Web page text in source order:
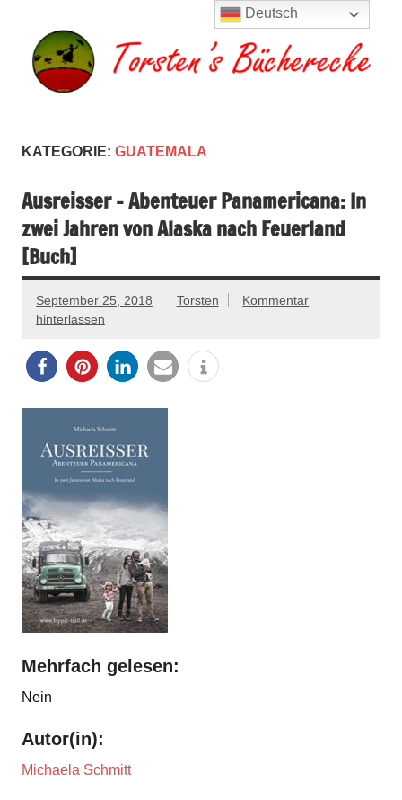
springen
KATEGORIE: GUATEMALA
Ausreisser – Abenteuer Panamericana: In
zwei Jahren von Alaska nach Feuerland
[Buch]
September 25, 2018 Torsten
Kommentar
hinterlassen
Mehrfach gelesen:
Nein
Autor(in):
Michaela Schmitt
Deutsch